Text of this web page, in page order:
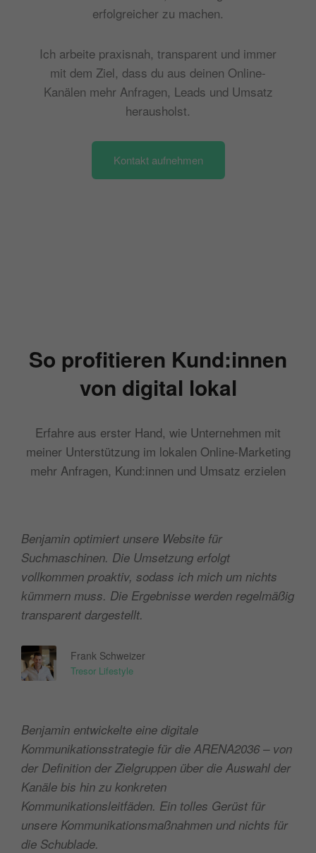
erfolgreicher zu machen.
Ich arbeite praxisnah, transparent und immer
mit dem Ziel, dass du aus deinen Online-
Kanälen mehr Anfragen, Leads und Umsatz
herausholst.
Kontakt aufnehmen
So profitieren Kund:innen
von digital lokal
Erfahre aus erster Hand, wie Unternehmen mit
meiner Unterstützung im lokalen Online-Marketing
mehr Anfragen, Kund:innen und Umsatz erzielen
Benjamin optimiert unsere Website für
Suchmaschinen. Die Umsetzung erfolgt
vollkommen proaktiv, sodass ich mich um nichts
kümmern muss. Die Ergebnisse werden regelmäßig
transparent dargestellt.
Frank Schweizer
Tresor Lifestyle
Benjamin entwickelte eine digitale
Kommunikationsstrategie für die ARENA2036 – von
der Definition der Zielgruppen über die Auswahl der
Kanäle bis hin zu konkreten
Kommunikationsleitfäden. Ein tolles Gerüst für
unsere Kommunikationsmaßnahmen und nichts für
die Schublade.